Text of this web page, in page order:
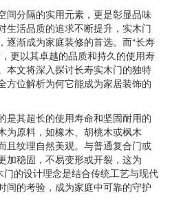
间分隔的实用元素，更是彰显品味
生活品质的追求不断提升，实木门
逐渐成为家庭装修的首选。而“长寿
更以其卓越的品质和持久的使用寿
本文将深入探讨长寿实木门的独特
方位解析为何它能成为家居装饰的
是其超长的使用寿命和坚固耐用的
为原料，如橡木、胡桃木或枫木
且纹理自然美观。与普通复合门或
加稳固，不易变形或开裂，这为
门的设计理念是结合传统工艺与现代
间的考验，成为家庭中可靠的守护